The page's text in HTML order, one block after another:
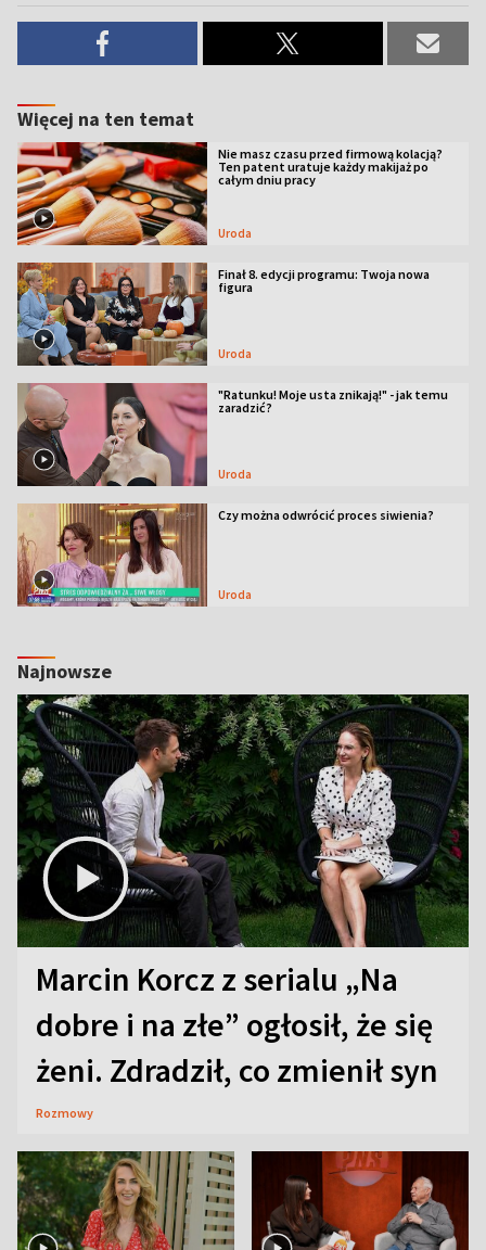
Więcej na ten temat
Nie masz czasu przed firmową kolacją?
Ten patent uratuje każdy makijaż po
całym dniu pracy
Uroda
Finał 8. edycji programu: Twoja nowa
figura
Uroda
"Ratunku! Moje usta znikają!" - jak temu
zaradzić?
Uroda
Czy można odwrócić proces siwienia?
Uroda
Najnowsze
Marcin Korcz z serialu „Na
dobre i na złe” ogłosił, że się
żeni. Zdradził, co zmienił syn
Rozmowy